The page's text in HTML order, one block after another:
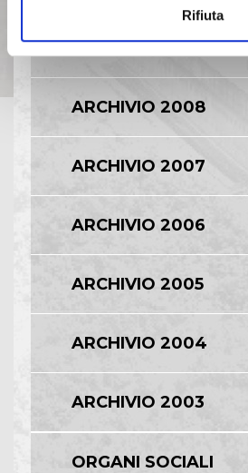
Rifiuta
ARCHIVIO 2009
ARCHIVIO 2008
ARCHIVIO 2007
ARCHIVIO 2006
ARCHIVIO 2005
ARCHIVIO 2004
ARCHIVIO 2003
ORGANI SOCIALI